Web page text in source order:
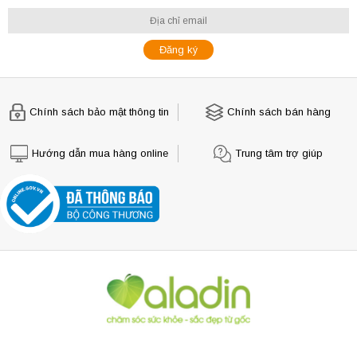
Chính sách bảo mật thông tin Chính sách bán hàng
Hướng dẫn mua hàng online Trung tâm trợ giúp